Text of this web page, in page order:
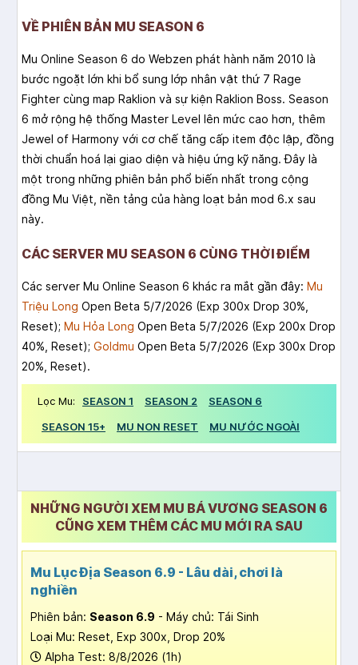
VỀ PHIÊN BẢN MU SEASON 6
Mu Online Season 6 do Webzen phát hành năm 2010 là
bước ngoặt lớn khi bổ sung lớp nhân vật thứ 7 Rage
Fighter cùng map Raklion và sự kiện Raklion Boss. Season
6 mở rộng hệ thống Master Level lên mức cao hơn, thêm
Jewel of Harmony với cơ chế tăng cấp item độc lập, đồng
thời chuẩn hoá lại giao diện và hiệu ứng kỹ năng. Đây là
một trong những phiên bản phổ biến nhất trong cộng
đồng Mu Việt, nền tảng của hàng loạt bản mod 6.x sau
này.
CÁC SERVER MU SEASON 6 CÙNG THỜI ĐIỂM
Các server Mu Online Season 6 khác ra mắt gần đây: Mu
Triệu Long Open Beta 5/7/2026 (Exp 300x Drop 30%,
Reset); Mu Hỏa Long Open Beta 5/7/2026 (Exp 200x Drop
40%, Reset); Goldmu Open Beta 5/7/2026 (Exp 300x Drop
20%, Reset).
Lọc Mu: SEASON 1 SEASON 2
SEASON 6
SEASON 15+
MU NON RESET MU NƯỚC NGOÀI
NHỮNG NGƯỜI XEM MU BÁ VƯƠNG SEASON 6
CŨNG XEM THÊM CÁC MU MỚI RA SAU
Mu Lục Địa Season 6.9 - Lâu dài, chơi là
nghiền
Phiên bản: Season 6.9 - Máy chủ: Tái Sinh
Loại Mu: Reset, Exp 300x, Drop 20%
Alpha Test: 8/8/2026 (1h)